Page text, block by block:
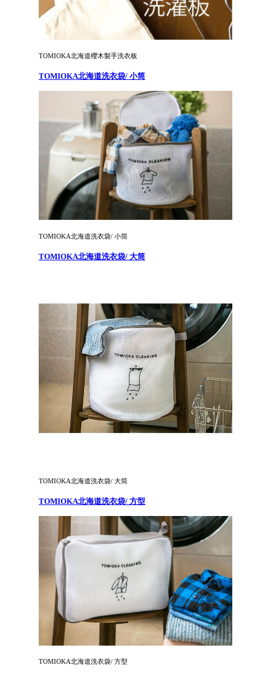
TOMIOKA北海道櫻木製手洗衣板
TOMIOKA北海道洗衣袋/ 小筒
TOMIOKA北海道洗衣袋/ 小筒
TOMIOKA北海道洗衣袋/ 大筒
TOMIOKA北海道洗衣袋/ 大筒
TOMIOKA北海道洗衣袋/ 方型
TOMIOKA北海道洗衣袋/ 方型